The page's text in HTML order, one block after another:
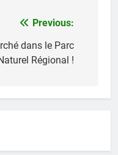
Previous:
dans le Parc
Régional !